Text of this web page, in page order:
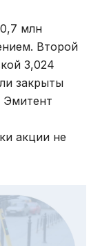
млн
Второй
3,024
закрыты
Эмитент
акции не